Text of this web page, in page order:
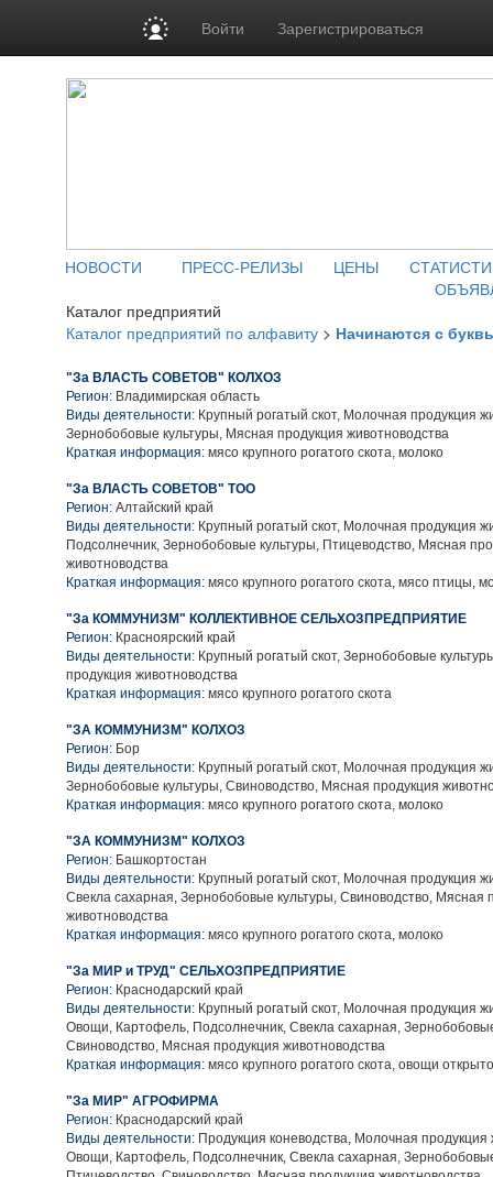
Войти Зарегистрироваться
НОВОСТИ ПРЕСС-РЕЛИЗЫ ЦЕНЫ
Каталог предприятий
Каталог предприятий по алфавиту > Начинаются с
"За ВЛАСТЬ СОВЕТОВ" КОЛХОЗ
Регион: Владимирская область
Виды деятельности: Крупный рогатый скот, Молочная продукция
Зернобобовые культуры, Мясная продукция животноводства
Краткая информация: мясо крупного рогатого скота, молоко
"За ВЛАСТЬ СОВЕТОВ" ТОО
Регион: Алтайский край
Виды деятельности: Крупный рогатый скот, Молочная продукция
Подсолнечник, Зернобобовые культуры, Птицеводство, Мясная
животноводства
Краткая информация: мясо крупного рогатого скота, мясо птицы,
"За КОММУНИЗМ" КОЛЛЕКТИВНОЕ СЕЛЬХОЗПРЕДПРИЯТИЕ
Регион: Красноярский край
Виды деятельности: Крупный рогатый скот, Зернобобовые
продукция животноводства
Краткая информация: мясо крупного рогатого скота
"ЗА КОММУНИЗМ" КОЛХОЗ
Регион: Бор
Виды деятельности: Крупный рогатый скот, Молочная продукция
Зернобобовые культуры, Свиноводство, Мясная продукция
Краткая информация: мясо крупного рогатого скота, молоко
"ЗА КОММУНИЗМ" КОЛХОЗ
Регион: Башкортостан
Виды деятельности: Крупный рогатый скот, Молочная продукция
Свекла сахарная, Зернобобовые культуры, Свиноводство, Мясная
животноводства
Краткая информация: мясо крупного рогатого скота, молоко
"За МИР и ТРУД" СЕЛЬХОЗПРЕДПРИЯТИЕ
Регион: Краснодарский край
Виды деятельности: Крупный рогатый скот, Молочная продукция
Овощи, Картофель, Подсолнечник, Свекла сахарная,
Свиноводство, Мясная продукция животноводства
Краткая информация: мясо крупного рогатого скота, овощи
"За МИР" АГРОФИРМА
Регион: Краснодарский край
Виды деятельности: Продукция коневодства, Молочная продукция
Овощи, Картофель, Подсолнечник, Свекла сахарная,